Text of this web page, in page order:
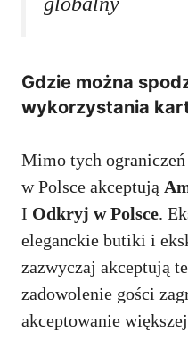
Gdzie można
wykorzystania
Mimo tych
w Polsce akceptują
I Odkryj w Polsce.
eleganckie butiki i
zazwyczaj akceptują
zadowolenie gości
akceptowanie